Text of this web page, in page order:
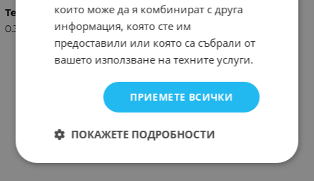
Тегло (кг.)
0.30
които може да я комбинират с друга
информация, която сте им
предоставили или която са събрали от
вашето използване на техните услуги.
ПРИЕМЕТЕ ВСИЧКИ
ПОКАЖЕТЕ ПОДРОБНОСТИ